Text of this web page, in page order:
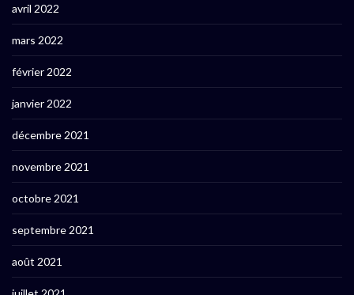
avril 2022
mars 2022
février 2022
janvier 2022
décembre 2021
novembre 2021
octobre 2021
septembre 2021
août 2021